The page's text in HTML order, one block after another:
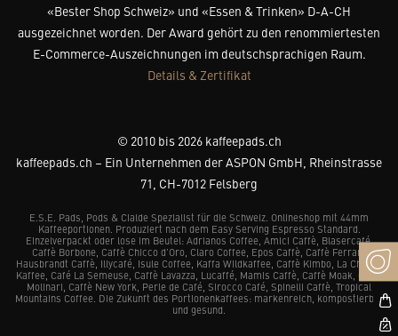
«Bester Shop Schweiz» und «Essen & Trinken» D-A-CH
ausgezeichnet worden. Der Award gehört zu den renommiertesten
E-Commerce-Auszeichnungen im deutschsprachigen Raum.
Details & Zertifikat
© 2010 bis 2026 kaffeepads.ch
kaffeepads.ch – Ein Unternehmen der ASPON GmbH, Rheinstrasse
71, CH-7012 Felsberg
E.S.E. Pads, Pods & Cialde Spezialist für die Schweiz. Onlineshop mit 44mm
Kaffeeportionen. Produziert nach dem Easy Serving Espresso Standard.
Einzelverpackt oder lose im Beutel: Adrianos Coffee, Amici Caffè, Blasercafé,
Caffè Borbone, Caffè Chicco d’Oro, Claro Coffee, Epos Caffè, Caffè Ferrari,
Hausbrandt Caffè, Illycafé, Isule Coffee, Kaffa Wildkaffee, Caffè Kimbo, La Chacra
Kaffee, Café La Semeuse, Caffè Lavazza, Lucaffé, Mamis Caffè, Caffè Moak, Caffè
Molinari, Caffè New York, Perle de Café, Sirocco Café, Spinelli Caffè, Tropical
Mountains Coffee. Die Zukunft des Portionenkaffees: markenreich, kompostierbar
und gesund.